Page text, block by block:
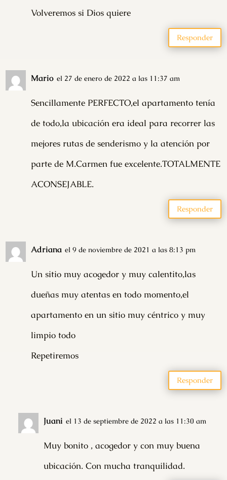
Volveremos si Dios quiere
Responder
Mario el 27 de enero de 2022 a las 11:37 am
Sencillamente PERFECTO,el apartamento tenía
de todo,la ubicación era ideal para recorrer las
mejores rutas de senderismo y la atención por
parte de M.Carmen fue excelente.TOTALMENTE
ACONSEJABLE.
Responder
Adriana el 9 de noviembre de 2021 a las 8:13 pm
Un sitio muy acogedor y muy calentito,las
dueñas muy atentas en todo momento,el
apartamento en un sitio muy céntrico y muy
limpio todo
Repetiremos
Responder
Juani el 13 de septiembre de 2022 a las 11:30 am
Muy bonito , acogedor y con muy buena
ubicación. Con mucha tranquilidad.